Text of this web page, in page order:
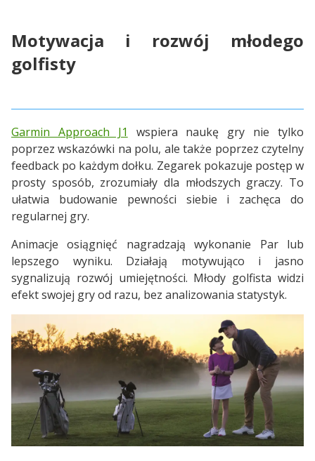
Motywacja i rozwój młodego
golfisty
Garmin Approach J1
wspiera naukę gry nie tylko
poprzez wskazówki na polu, ale także poprzez czytelny
feedback po każdym dołku. Zegarek pokazuje postęp w
prosty sposób, zrozumiały dla młodszych graczy. To
ułatwia budowanie pewności siebie i zachęca do
regularnej gry.
Animacje osiągnięć nagradzają wykonanie Par lub
lepszego wyniku. Działają motywująco i jasno
sygnalizują rozwój umiejętności. Młody golfista widzi
efekt swojej gry od razu, bez analizowania statystyk.